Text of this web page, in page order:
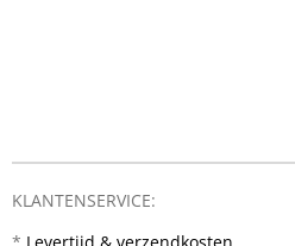
KLANTENSERVICE: